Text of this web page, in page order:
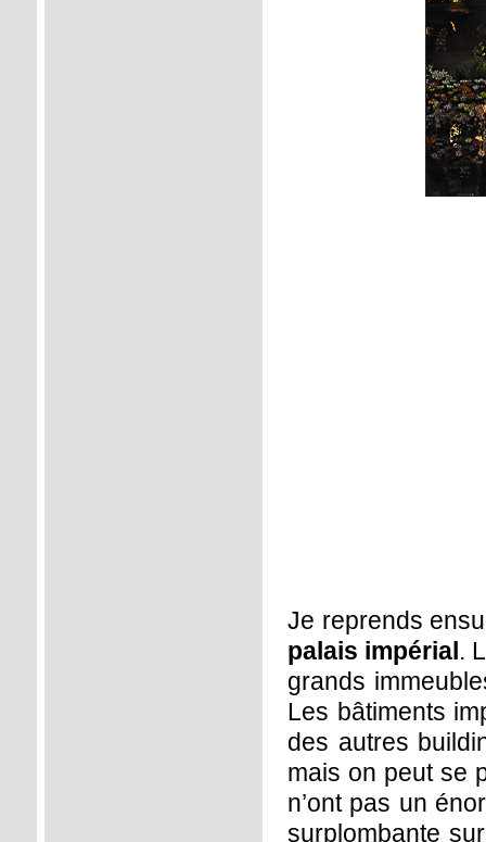
Je reprends
palais impérial.
grands
Les bâtiments
des autres
mais on peut se
n’ont pas un
surplombante